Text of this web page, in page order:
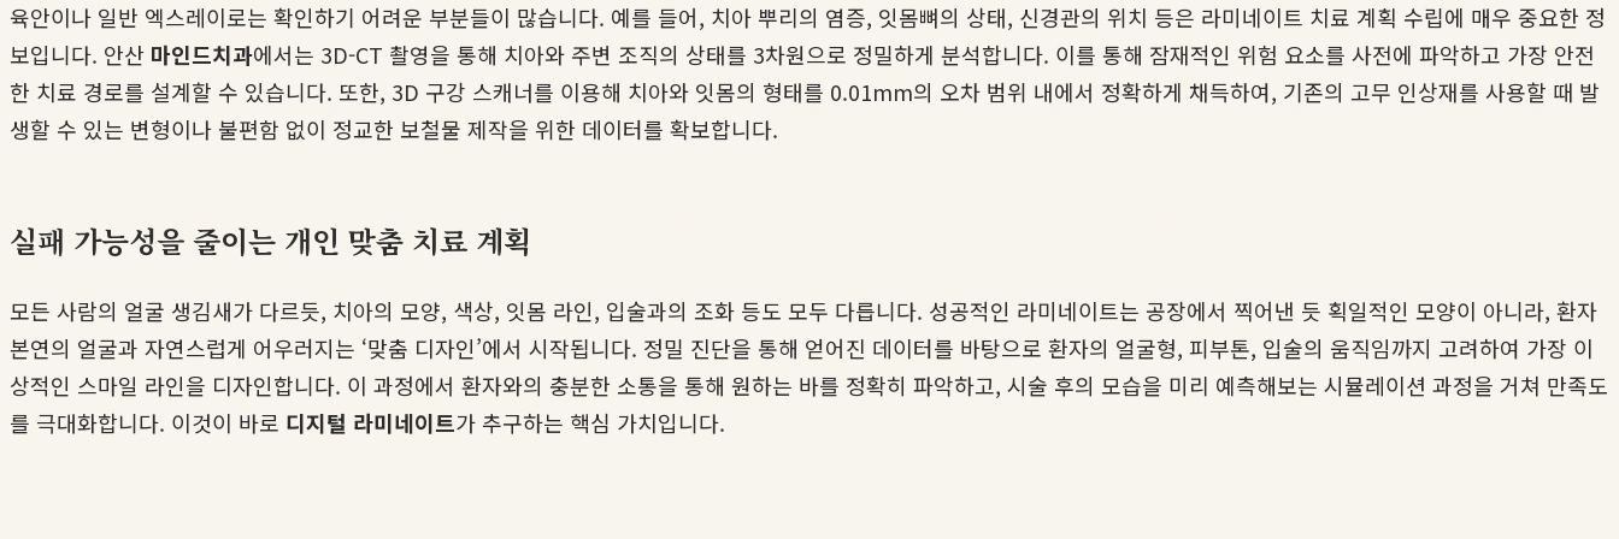
육안이나 일반 엑스레이로는 확인하기 어려운 부분들이 많습니다. 예를 들어, 치아 뿌리의 염증, 잇몸뼈의 상태, 신경관의 위치 등은 라미네이트 치료 계획 수립에 매우 중요한 정
보입니다. 안산 마인드치과에서는 3D-CT 촬영을 통해 치아와 주변 조직의 상태를 3차원으로 정밀하게 분석합니다. 이를 통해 잠재적인 위험 요소를 사전에 파악하고 가장 안전
한 치료 경로를 설계할 수 있습니다. 또한, 3D 구강 스캐너를 이용해 치아와 잇몸의 형태를 0.01mm의 오차 범위 내에서 정확하게 채득하여, 기존의 고무 인상재를 사용할 때 발
생할 수 있는 변형이나 불편함 없이 정교한 보철물 제작을 위한 데이터를 확보합니다.
실패 가능성을 줄이는 개인 맞춤 치료 계획
모든 사람의 얼굴 생김새가 다르듯, 치아의 모양, 색상, 잇몸 라인, 입술과의 조화 등도 모두 다릅니다. 성공적인 라미네이트는 공장에서 찍어낸 듯 획일적인 모양이 아니라, 환자
본연의 얼굴과 자연스럽게 어우러지는 ‘맞춤 디자인’에서 시작됩니다. 정밀 진단을 통해 얻어진 데이터를 바탕으로 환자의 얼굴형, 피부톤, 입술의 움직임까지 고려하여 가장 이
상적인 스마일 라인을 디자인합니다. 이 과정에서 환자와의 충분한 소통을 통해 원하는 바를 정확히 파악하고, 시술 후의 모습을 미리 예측해보는 시뮬레이션 과정을 거쳐 만족도
를 극대화합니다. 이것이 바로 디지털 라미네이트가 추구하는 핵심 가치입니다.